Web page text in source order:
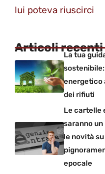
lui poteva riuscirci
Articoli recenti
La tua
energetico
dei rifiuti
Le cartelle
saranno
le novità
epocale